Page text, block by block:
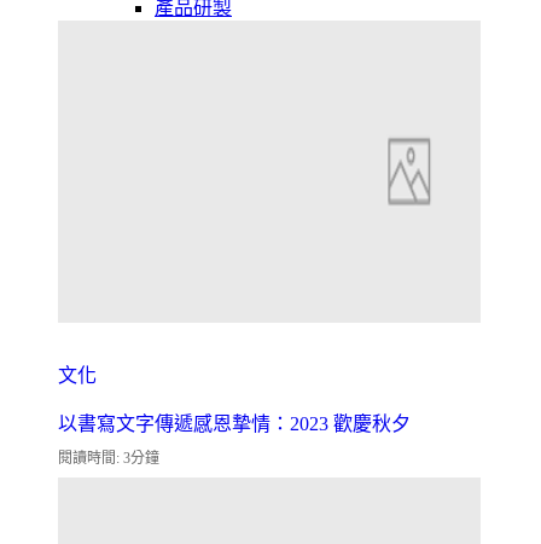
產品研製
文化
以書寫文字傳遞感恩摯情：2023 歡慶秋夕
閱讀時間: 3分鐘